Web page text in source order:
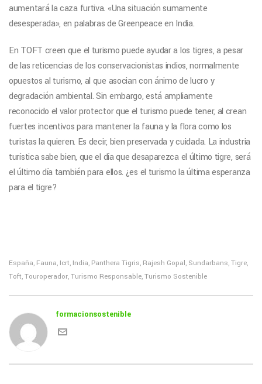
aumentará la caza furtiva. «Una situación sumamente
desesperada», en palabras de Greenpeace en India.
En TOFT creen que el turismo puede ayudar a los tigres, a pesar
de las reticencias de los conservacionistas indios, normalmente
opuestos al turismo, al que asocian con ánimo de lucro y
degradación ambiental. Sin embargo, está ampliamente
reconocido el valor protector que el turismo puede tener, al crean
fuertes incentivos para mantener la fauna y la flora como los
turistas la quieren. Es decir, bien preservada y cuidada. La industria
turística sabe bien, que el día que desaparezca el último tigre, será
el último día también para ellos. ¿es el turismo la última esperanza
para el tigre?
España, Fauna, Icrt, India, Panthera Tigris, Rajesh Gopal, Sundarbans, Tigre,
Toft, Touroperador, Turismo Responsable, Turismo Sostenible
formacionsostenible